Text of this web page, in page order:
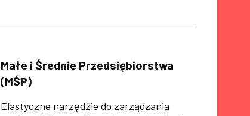
Małe i Średnie Przedsiębiorstwa
(MŚP)
Elastyczne narzędzie do zarządzania